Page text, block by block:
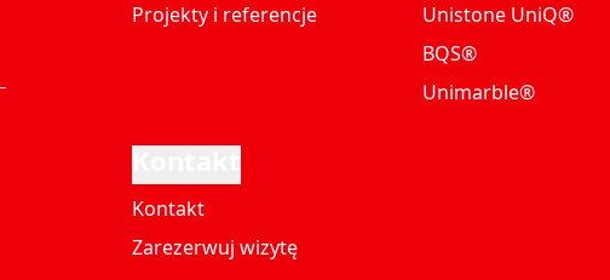
Projekty i referencje
Unistone UniQ®
BQS®
Unimarble®
Kontakt
Zarezerwuj wizytę